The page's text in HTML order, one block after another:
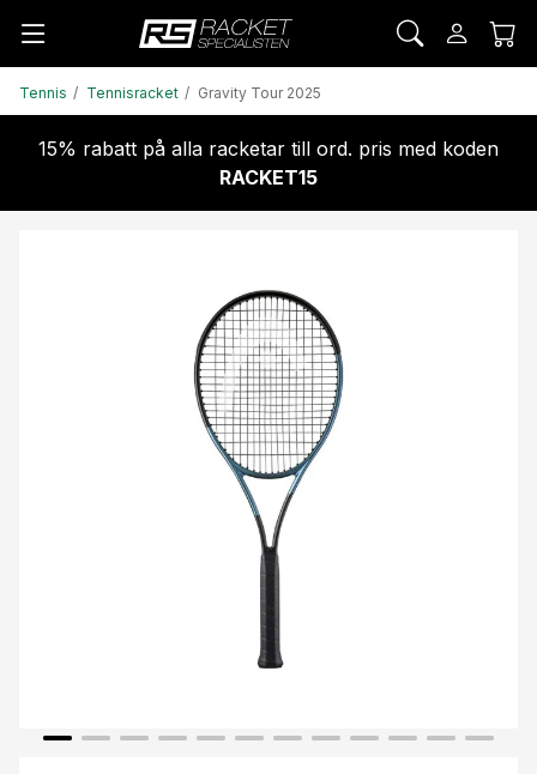
Tennis Tennisracket Gravity Tour 2025
15% rabatt på alla racketar till ord. pris med koden
RACKET15